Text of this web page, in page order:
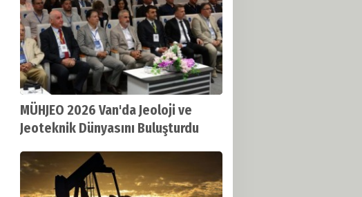
MÜHJEO 2026 Van'da Jeoloji ve
Jeoteknik Dünyasını Buluşturdu